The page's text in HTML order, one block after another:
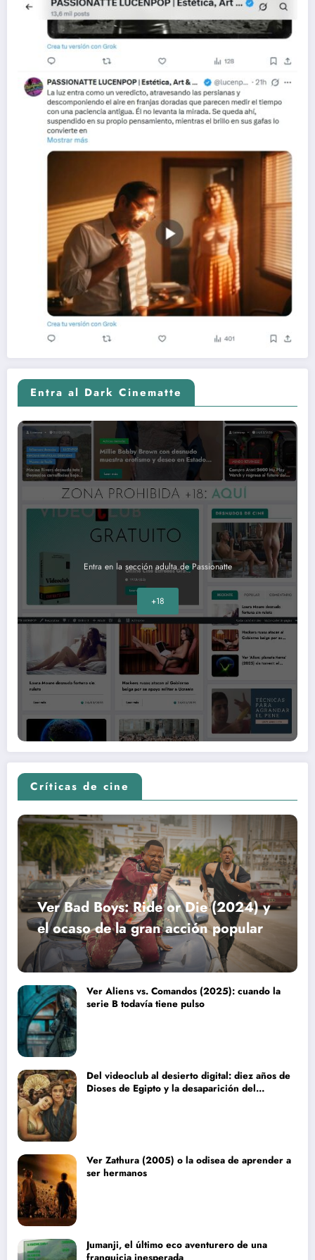
Entra al Dark Cinematte
Entra en la sección adulta de Passionatte
+18
Críticas de cine
Ver Bad Boys: Ride or Die (2024) y
el ocaso de la gran acción popular
Ver Aliens vs. Comandos (2025): cuando la
serie B todavía tiene pulso
Del videoclub al desierto digital: diez años de
Dioses de Egipto y la desaparición del
Ver Zathura (2005) o la odisea de aprender a
ser hermanos
Jumanji, el último eco aventurero de una
franquicia inesperada